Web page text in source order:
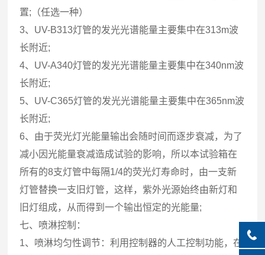
置;（任选一种）
3、UV-B313灯管的发光光谱能量主要集中在313m波
长附近;
4、UV-A340灯管的发光光谱能量主要集中在340nm波
长附近;
5、UV-C365灯管的发光光谱能量主要集中在365nm波
长附近;
6、由于荧光灯光能量输出会随时间而逐步衰减，为了
减小因光能量衰减造成试验的影响，所以本试验箱在
所有的8支灯管中每隔1/4的荧光灯寿命时，由一支新
灯管替换一支旧灯管，这样，紫外光源始终由新灯和
旧灯组成，从而得到一个输出恒定的光能量;
七、喷淋控制：
1、喷淋均匀性调节：利用控制器的人工控制功能，在